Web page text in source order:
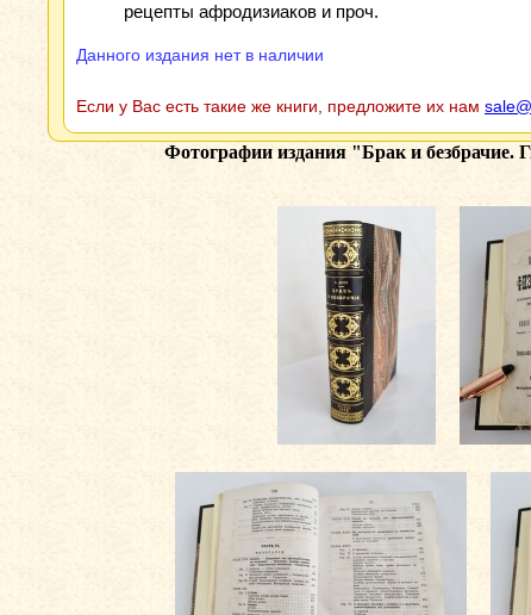
рецепты афродизиаков и проч.
Данного издания нет в наличии
Если у Вас есть такие же книги, предложите их нам
Фотографии издания "Брак и безбрачие.